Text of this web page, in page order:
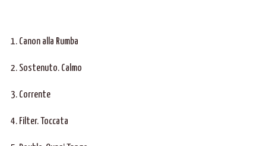
1. Canon alla Rumba
2. Sostenuto. Calmo
3. Corrente
4. Filter. Toccata